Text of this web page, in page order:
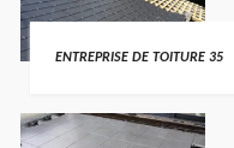
ENTREPRISE DE TOITURE 35